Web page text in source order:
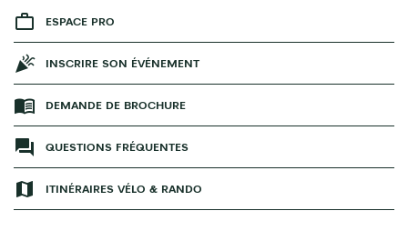
ESPACE PRO
INSCRIRE SON ÉVÉNEMENT
DEMANDE DE BROCHURE
QUESTIONS FRÉQUENTES
ITINÉRAIRES VÉLO & RANDO